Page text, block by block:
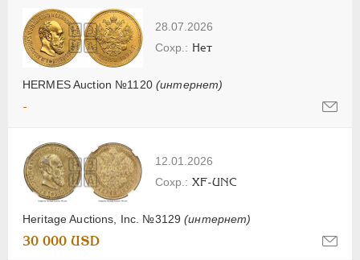
28.07.2026
HERMES Auction №1120 (интернет)
Нет
-
12.01.2026
Heritage Auctions, Inc. №3129(интернет)
XF-UNC
30 000 USD